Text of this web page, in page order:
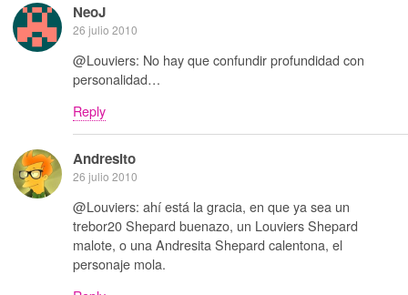
NeoJ
26 julio 2010
@Louviers: No hay que confundir profundidad con
personalidad…
Reply
Andresito
26 julio 2010
@Louviers: ahí está la gracia, en que ya sea un
trebor20 Shepard buenazo, un Louviers Shepard
malote, o una Andresita Shepard calentona, el
personaje mola.